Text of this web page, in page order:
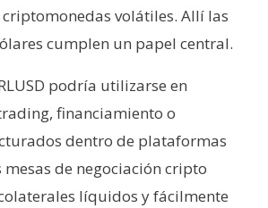
volátiles. Allí las
cumplen un papel central.
podría utilizarse en
financiamiento o
dentro de plataformas
de negociación cripto
líquidos y fácilmente